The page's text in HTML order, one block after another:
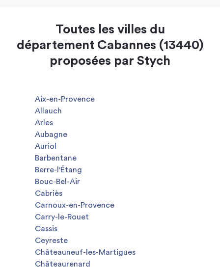
Toutes les villes du
département Cabannes (13440)
proposées par Stych
Aix-en-Provence
Allauch
Arles
Aubagne
Auriol
Barbentane
Berre-l'Étang
Bouc-Bel-Air
Cabriès
Carnoux-en-Provence
Carry-le-Rouet
Cassis
Ceyreste
Châteauneuf-les-Martigues
Châteaurenard